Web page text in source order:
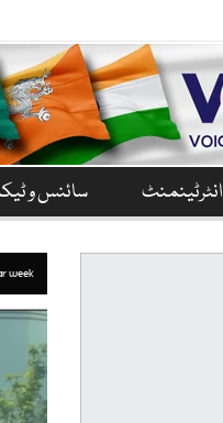
انٹرٹینمنٹ سائنس و
week